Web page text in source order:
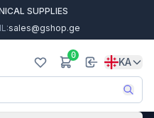
SUPPLIES
sales@gshop.ge
0
KA